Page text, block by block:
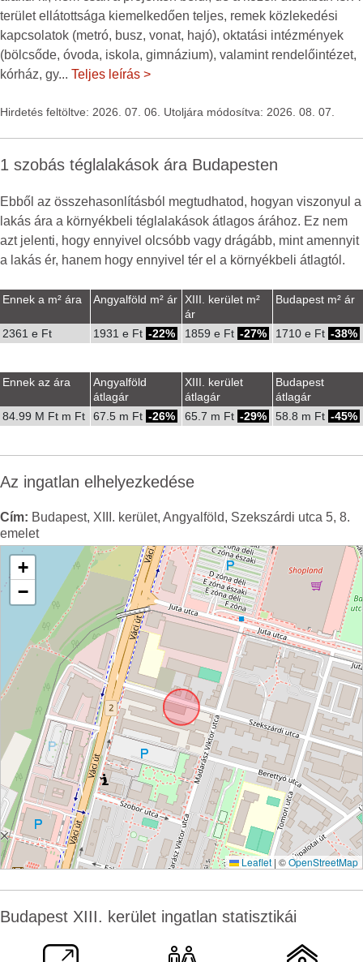
terület ellátottsága kiemelkedően teljes, remek közlekedési
kapcsolatok (metró, busz, vonat, hajó), oktatási intézmények
(bölcsőde, óvoda, iskola, gimnázium), valamint rendelőintézet,
kórház, gy... Teljes leírás >
Hirdetés feltöltve: 2026. 07. 06. Utoljára módosítva: 2026. 08. 07.
1 szobás téglalakások ára Budapesten
Ebből az összehasonlításból megtudhatod, hogyan viszonyul a
lakás ára a környékbeli téglalakások átlagos árához. Ez nem
azt jelenti, hogy ennyivel olcsóbb vagy drágább, mint amennyit
a lakás ér, hanem hogy ennyivel tér el a környékbeli átlagtól.
Ennek a m² ára Angyalföld m² ár
XIII. kerület m²
ár
Budapest m² ár
2361 e Ft 1931 e Ft -22% 1859 e Ft -27% 1710 e Ft -38%
Ennek az ára
Angyalföld
átlagár
XIII. kerület
átlagár
Budapest
átlagár
84.99 M Ft m Ft
67.5 m Ft -26% 65.7 m Ft -29% 58.8 m Ft -45%
Az ingatlan elhelyezkedése
Cím: Budapest, XIII. kerület, Angyalföld, Szekszárdi utca 5, 8.
emelet
+
−
Leaflet | ©OpenStreetMap
Budapest XIII. kerület ingatlan statisztikái